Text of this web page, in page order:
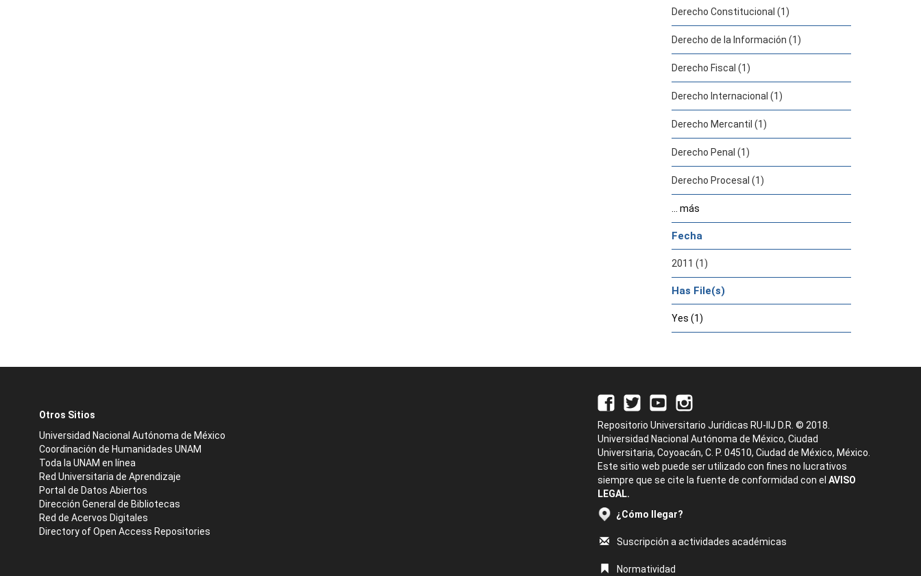
Derecho Constitucional (1)
Derecho de la Información (1)
Derecho Fiscal (1)
Derecho Internacional (1)
Derecho Mercantil (1)
Derecho Penal (1)
Derecho Procesal (1)
... más
Fecha
2011 (1)
Has File(s)
Yes (1)
Otros Sitios
Universidad Nacional Autónoma de México
Coordinación de Humanidades UNAM
Toda la UNAM en línea
Red Universitaria de Aprendizaje
Portal de Datos Abiertos
Dirección General de Bibliotecas
Red de Acervos Digitales
Directory of Open Access Repositories
Repositorio Universitario Jurídicas RU-IIJ D.R. © 2018.
Universidad Nacional Autónoma de México, Ciudad
Universitaria, Coyoacán, C. P. 04510, Ciudad de México, México.
Este sitio web puede ser utilizado con fines no lucrativos
siempre que se cite la fuente de conformidad con el AVISO
LEGAL.
¿Cómo llegar?
Suscripción a actividades académicas
Normatividad